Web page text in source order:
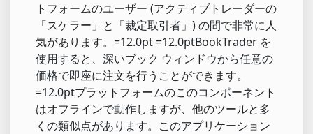
トフォームのユーザー (アクティブトレーダーの
「スケラー」と「裁定取引者」) の間で非常に人
気があります。=12.0pt =12.0ptBookTrader を
使用すると、深いブック ウィンドウから任意の
価格で即座に注文を行うことができます。
=12.0ptプラットフォームのこのコンポーネント
はオフラインで動作しますが、他のツールと多
くの類似点があります。このアプリケーション